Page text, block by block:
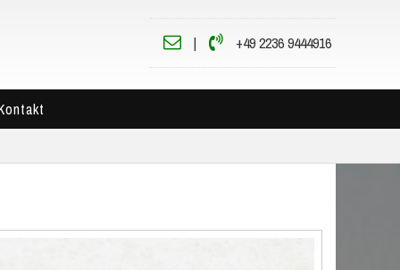
| +49 2236 9444916